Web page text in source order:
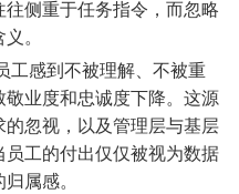
侧重于任务指令，而忽略
。
工感到不被理解、不被重
业度和忠诚度下降。这源
忽视，以及管理层与基层
工的付出仅仅被视为数据
属感。